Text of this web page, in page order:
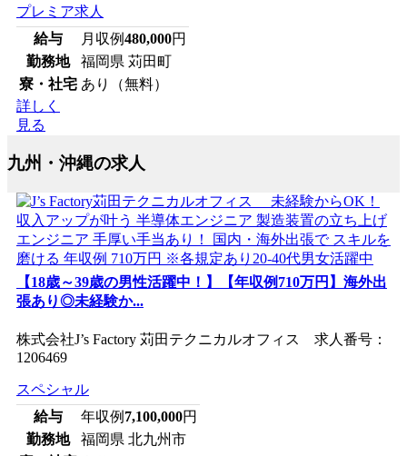
プレミア求人
給与
月収例480,000円
勤務地
福岡県 苅田町
寮・社宅 あり（無料）
詳しく
見る
九州・沖縄の求人
【18歳～39歳の男性活躍中！】【年収例710万円】海外出
張あり◎未経験か...
株式会社J’s Factory 苅田テクニカルオフィス 求人番号：
1206469
スペシャル
給与
年収例 7,100,000円
勤務地
福岡県 北九州市